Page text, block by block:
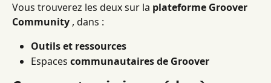
Vous trouverez les deux sur la plateforme Groover
Community , dans :
Outils et ressources
Espaces communautaires de Groover